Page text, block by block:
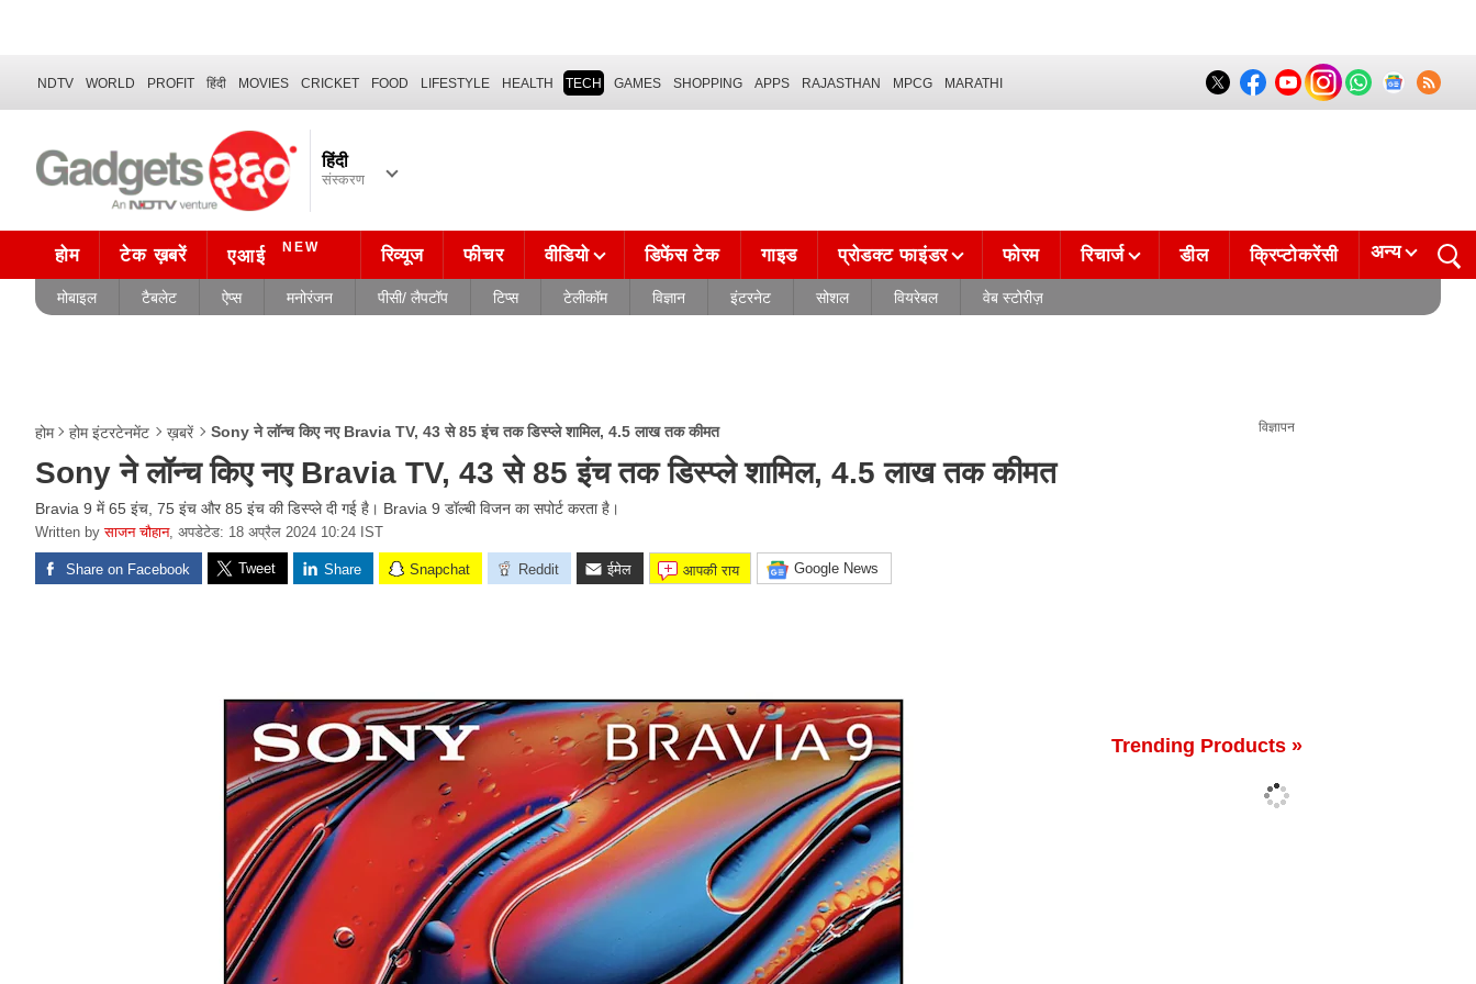
NDTV WORLD PROFIT हिंदी MOVIES CRICKET FOOD LIFESTYLE HEALTH TECH GAMES SHOPPING APPS RAJASTHAN MPCG MARATHI
हिंदी
संस्करण
होम टेक ख़बरें एआई NEW रिव्यूज फीचर वीडियो डिफेंस टेक गाइड प्रोडक्ट फाइंडर फोरम रिचार्ज डील क्रिप्टोकरेंसी अन्य
मोबाइल टैबलेट ऐप्स मनोरंजन पीसी/ लैपटॉप टिप्स टेलीकॉम विज्ञान इंटरनेट सोशल वियरेबल वेब स्टोरीज़
होम होम इंटरटेनमेंट ख़बरें Sony ने लॉन्च किए नए Bravia TV, 43 से 85 इंच तक डिस्प्ले शामिल, 4.5 लाख तक कीमत
Sony ने लॉन्च किए नए Bravia TV, 43 से 85 इंच तक डिस्प्ले शामिल, 4.5 लाख तक कीमत
Bravia 9 में 65 इंच, 75 इंच और 85 इंच की डिस्प्ले दी गई है। Bravia 9 डॉल्बी विजन का सपोर्ट करता है।
Written byसाजन चौहान, अपडेटेड: 18 अप्रैल 2024 10:24 IST
Share on Facebook Tweet Share Snapchat Reddit ईमेल आपकी राय Google News
विज्ञापन
Trending Products »